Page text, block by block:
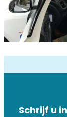
Schrijf u